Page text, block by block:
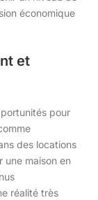
économique
et
pour
des locations
une maison en
réalité très